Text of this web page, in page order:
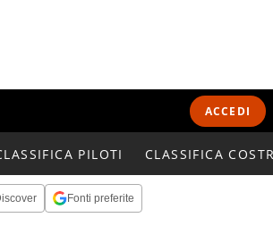
ACCEDI
PILOTI CLASSIFICA
Fonti preferite